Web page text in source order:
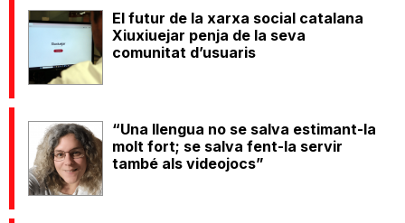
El futur de la xarxa social catalana
Xiuxiuejar penja de la seva
comunitat d’usuaris
“Una llengua no se salva estimant-la
molt fort; se salva fent-la servir
també als videojocs”